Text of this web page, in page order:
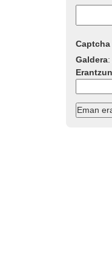
Captcha
Galdera